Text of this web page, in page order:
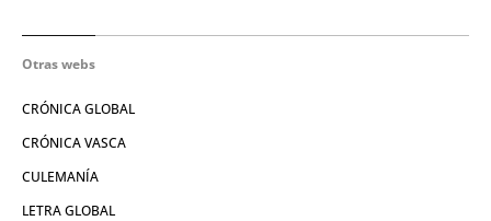
Otras webs
CRÓNICA GLOBAL
CRÓNICA VASCA
CULEMANÍA
LETRA GLOBAL